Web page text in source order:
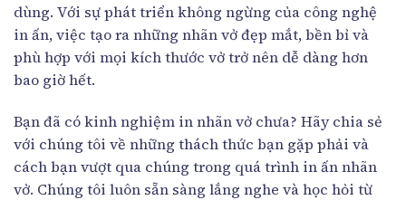
dùng. Với sự phát triển không ngừng của công nghệ
in ấn, việc tạo ra những nhãn vở đẹp mắt, bền bỉ và
phù hợp với mọi kích thước vở trở nên dễ dàng hơn
bao giờ hết.
Bạn đã có kinh nghiệm in nhãn vở chưa? Hãy chia sẻ
với chúng tôi về những thách thức bạn gặp phải và
cách bạn vượt qua chúng trong quá trình in ấn nhãn
vở. Chúng tôi luôn sẵn sàng lắng nghe và học hỏi từ